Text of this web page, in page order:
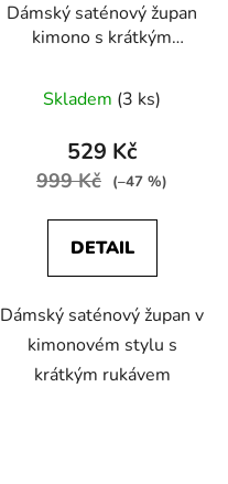
Dámský saténový župan
kimono s krátkým
Skladem (3 ks)
529 Kč
999 Kč (–47 %)
DETAIL
Dámský saténový župan v
kimonovém stylu s
krátkým rukávem